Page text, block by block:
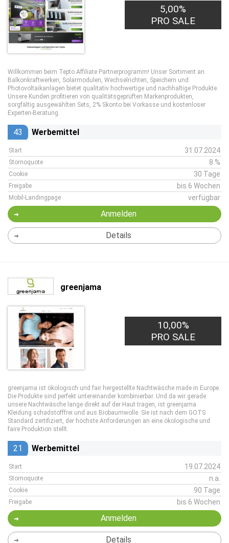
5,00%
PRO SALE
Willkommen beim Tepto Affiliate Partnerprogramm! Unser Sortiment an
Balkonkraftwerken, Solarmodulen, Wechselrichten, Speichern und
Photovoltaikanlagen bietet qualitativ hochwertige und nachhaltige Produkte.
Unsere Kunden profitieren von qualitätsgeprüften Markenprodukten,
sorgfältig ausgewählten Sets, 2% Skonto bei Vorkasse und kostenloser
Experten-Beratung.
43 Werbemittel
Start 31.07.2024
Stornoquote 8 %
Cookie 30 Tage
Freigabe bis 6 Wochen
Mobil-Landingpage verfügbar
Anmelden
Details
greenjama
10,00%
PRO SALE
greenjama ist ökologisch und fair hergestellte Nachtwäsche made in Europe.
Die Produkte sind perfekt untereinander kombinierbar. Und da wir gerade
unsere Nachtwäsche lange direkt auf der Haut tragen, ist greenjama
Kleidung schadstofffrei und aus Biobaumwolle. Sie ist nach dem GOTS
Standard zertifiziert, der höchste Anforderungen an eine ökologische und
faire Produktion stellt.
21 Werbemittel
Start 19.07.2024
Stornoquote n.a.
Cookie 90 Tage
Freigabe bis 6 Wochen
Anmelden
Details